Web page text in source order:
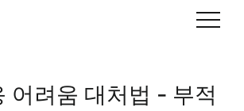
어려움 대처법 - 부적